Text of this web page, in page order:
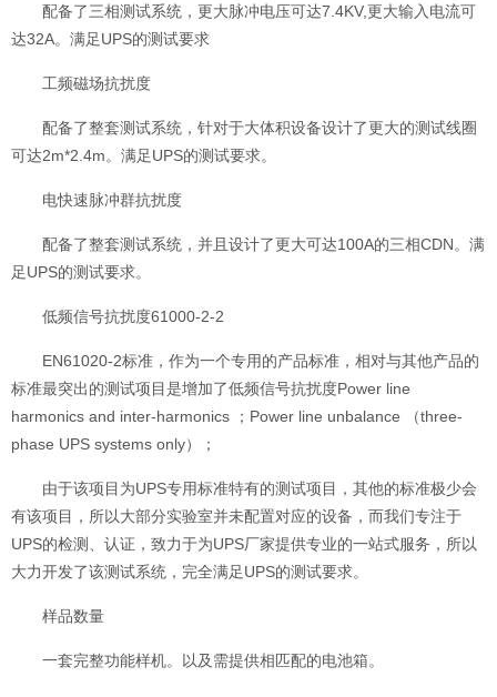
配备了三相测试系统，更大脉冲电压可达7.4KV,更大输入电流可
达32A。满足UPS的测试要求
工频磁场抗扰度
配备了整套测试系统，针对于大体积设备设计了更大的测试线圈
可达2m*2.4m。满足UPS的测试要求。
电快速脉冲群抗扰度
配备了整套测试系统，并且设计了更大可达100A的三相CDN。满
足UPS的测试要求。
低频信号抗扰度61000-2-2
EN61020-2标准，作为一个专用的产品标准，相对与其他产品的
标准最突出的测试项目是增加了低频信号抗扰度Power line
harmonics and inter-harmonics ；Power line unbalance （three-
phase UPS systems only）；
由于该项目为UPS专用标准特有的测试项目，其他的标准极少会
有该项目，所以大部分实验室并未配置对应的设备，而我们专注于
UPS的检测、认证，致力于为UPS厂家提供专业的一站式服务，所以
大力开发了该测试系统，完全满足UPS的测试要求。
样品数量
一套完整功能样机。以及需提供相匹配的电池箱。